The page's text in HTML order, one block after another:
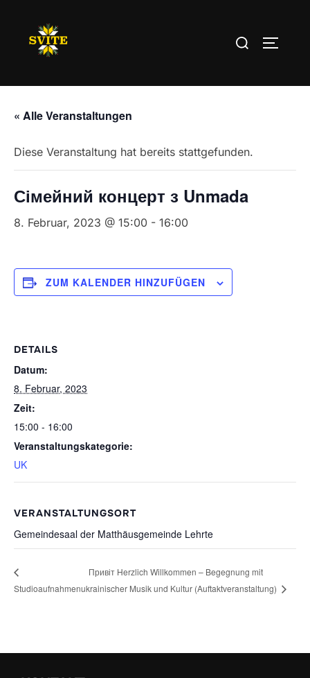
springen
Suchen
« Alle Veranstaltungen
Diese Veranstaltung hat bereits stattgefunden.
Сімейний концерт з Unmada
8. Februar, 2023 @ 15:00 - 16:00
ZUM KALENDER HINZUFÜGEN
DETAILS
Datum:
8. Februar, 2023
Zeit:
15:00 - 16:00
Veranstaltungskategorie:
UK
VERANSTALTUNGSORT
Gemeindesaal der Matthäusgemeinde Lehrte
Studioaufnahmen
Привіт Herzlich Willkommen – Begegnung mit
ukrainischer Musik und Kultur (Auftaktveranstaltung)